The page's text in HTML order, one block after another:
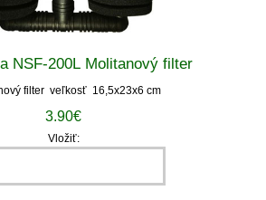
NSF-200L Molitanový filter
filter veľkosť 16,5x23x6 cm
3.90€
Vložiť: